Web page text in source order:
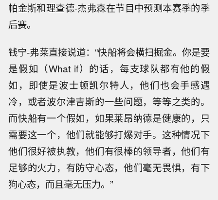
帕金斯和理查德-杰弗森在节目中预测本赛季的季
后赛。
钱宁-弗莱直接说道：“快船将会横扫掘金。你是要
是假如（What if）的话，每支球队都有他的假
如，即使是波士顿凯尔特人，他们也会手感遇
冷，或者波尔津吉斯的一些问题，等等之类的。
而快船有一个假如，如果莱昂纳德是健康的，只
需要这一个，他们就能够打爆对手。这种情况下
他们很好被执教，他们有很棒的领导者，他们有
足够的火力，有防守心态，他们毫无畏惧，有下
狗心态，而且毫无压力。”